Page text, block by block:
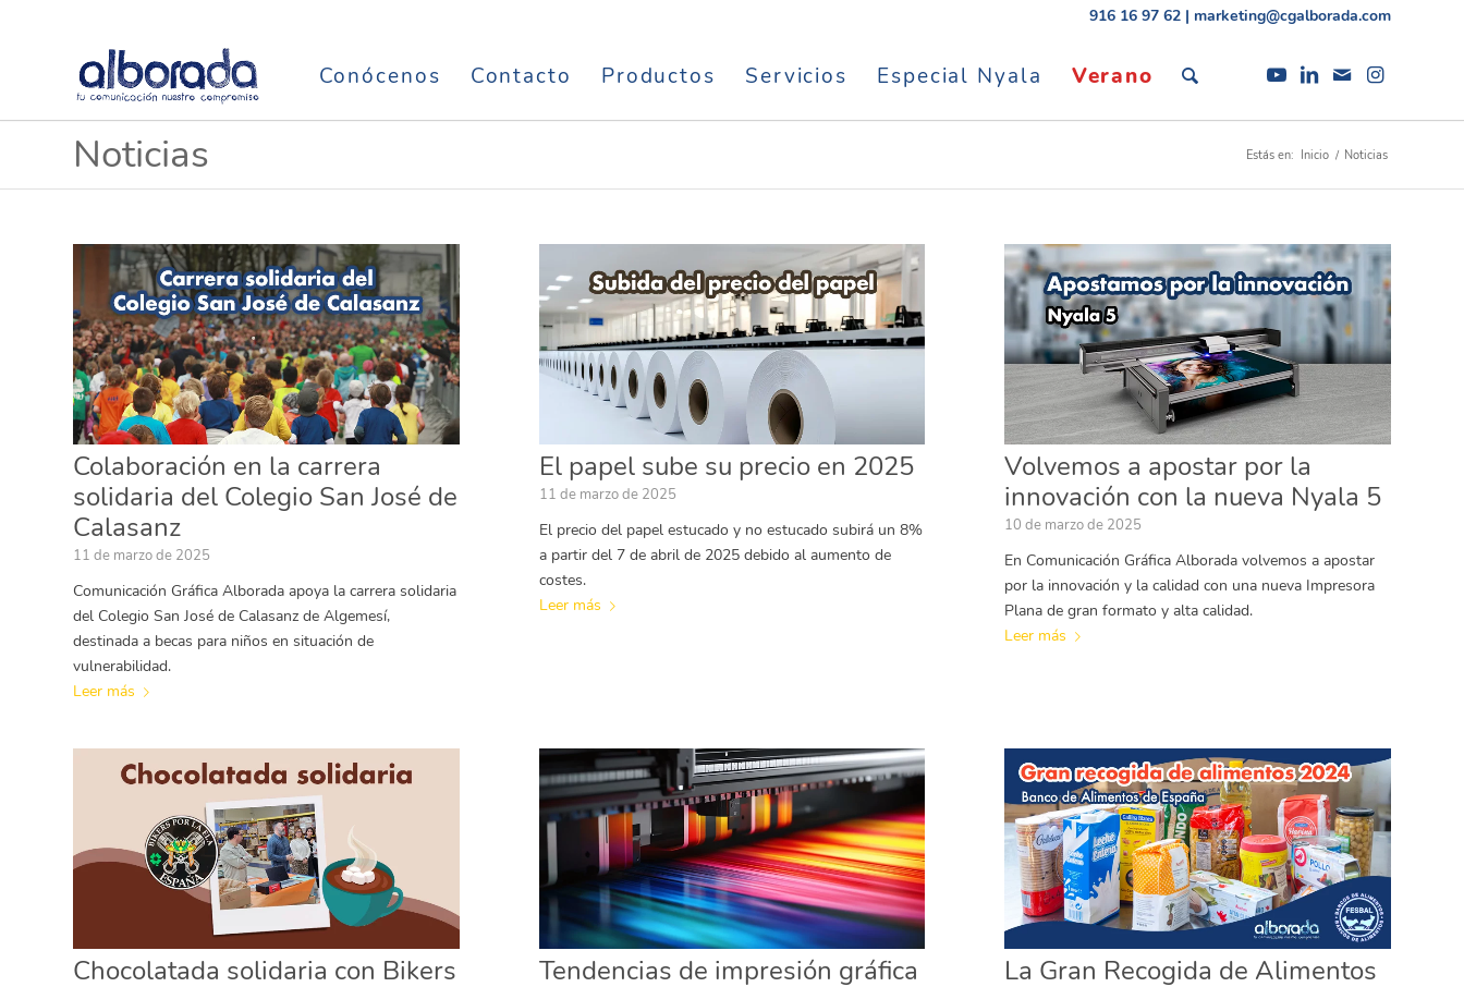
916 16 97 62 | marketing@cgalborada.com
Conócenos Contacto Productos Servicios Especial Nyala Verano
Noticias Estás en: Inicio / Noticias
Colaboración en la carrera
solidaria del Colegio San José de
Calasanz
11 de marzo de 2025
Comunicación Gráfica Alborada apoya la carrera solidaria
del Colegio San José de Calasanz de Algemesí,
destinada a becas para niños en situación de
vulnerabilidad.
Leer más
El papel sube su precio en 2025
11 de marzo de 2025
El precio del papel estucado y no estucado subirá un 8%
a partir del 7 de abril de 2025 debido al aumento de
costes.
Leer más
Volvemos a apostar por la
innovación con la nueva Nyala 5
10 de marzo de 2025
En Comunicación Gráfica Alborada volvemos a apostar
por la innovación y la calidad con una nueva Impresora
Plana de gran formato y alta calidad.
Leer más
Chocolatada solidaria con Bikers
Tendencias de impresión gráfica
La Gran Recogida de Alimentos